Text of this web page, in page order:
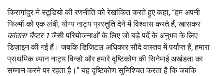
किरागांदुर ने स्टूडियो की रणनीति को रेखांकित करते हुए कहा, “हम अपनी
फिल्मों को एक लंबी, योग्य नाट्य प्रस्तुति देने में विश्वास करते हैं, खासकर
कांतारा चैप्टर 1जैसी परियोजनाओं के लिए जो बड़े पर्दे के अनुभव के लिए
डिज़ाइन की गई हैं। जबकि डिजिटल अधिकार सौदे वास्तव में पर्याप्त हैं, हमारा
प्राथमिक ध्यान नाट्य विन्डो और हमारे दृष्टिकोण की सिनेमाई अखंडता का
सम्मान करने पर रहता है।” यह दृष्टिकोण सुनिश्चित करता है कि जबकि